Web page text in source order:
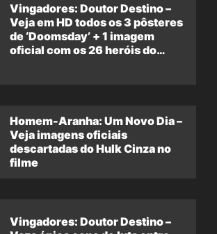
Vingadores: Doutor Destino –
Veja em HD todos os 3 pôsteres
de ‘Doomsday’ + 1 imagem
oficial com os 26 heróis do
Homem-Aranha: Um Novo Dia –
Veja imagens oficiais
descartadas do Hulk Cinza no
filme
Vingadores: Doutor Destino –